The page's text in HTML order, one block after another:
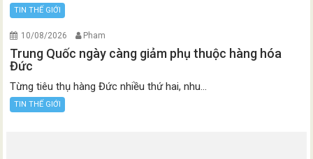
TIN THẾ GIỚI
10/08/2026 Pham
Trung Quốc ngày càng giảm phụ thuộc hàng hóa
Đức
Từng tiêu thụ hàng Đức nhiều thứ hai, nhu...
TIN THẾ GIỚI